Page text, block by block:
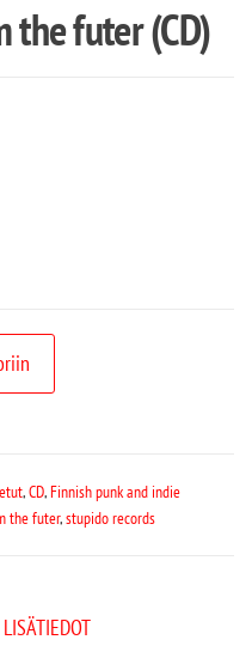
the futer (CD)
,CD,Finnish punk and indie
the futer,stupido records
LISÄTIEDOT